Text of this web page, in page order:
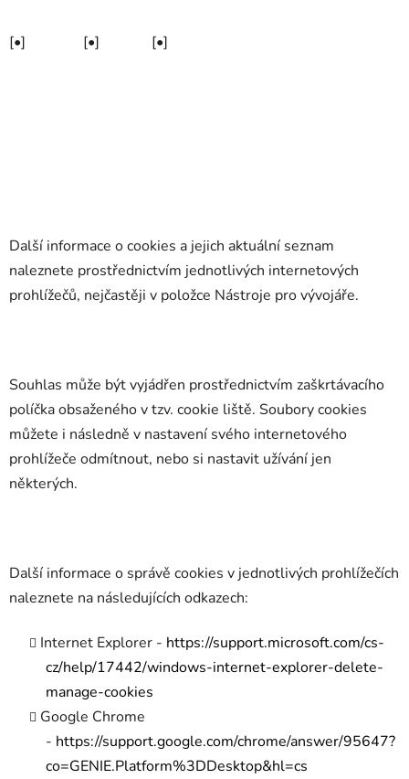
[•] [•] [•]
Další informace o cookies a jejich aktuální seznam
naleznete prostřednictvím jednotlivých internetových
prohlížečů, nejčastěji v položce Nástroje pro vývojáře.
Souhlas může být vyjádřen prostřednictvím zaškrtávacího
políčka obsaženého v tzv. cookie liště. Soubory cookies
můžete i následně v nastavení svého internetového
prohlížeče odmítnout, nebo si nastavit užívání jen
některých.
Další informace o správě cookies v jednotlivých prohlížečích
naleznete na následujících odkazech:
Internet Explorer - https://support.microsoft.com/cs-
cz/help/17442/windows-internet-explorer-delete-
manage-cookies
Google Chrome
- https://support.google.com/chrome/answer/95647?
co=GENIE.Platform%3DDesktop&hl=cs